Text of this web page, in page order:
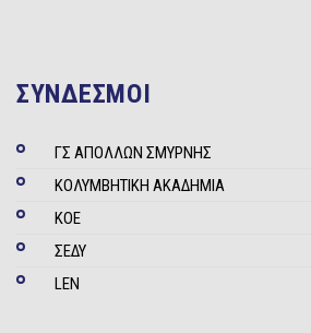
ΣΥΝΔΕΣΜΟΙ
ΓΣ ΑΠΟΛΛΩΝ ΣΜΥΡΝΗΣ
ΚΟΛΥΜΒΗΤΙΚΗ ΑΚΑΔΗΜΙΑ
ΚΟΕ
ΣΕΔΥ
LEN